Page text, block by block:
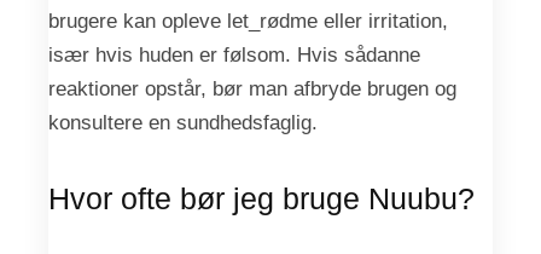
brugere kan opleve let_rødme eller irritation,
især hvis huden er følsom. Hvis sådanne
reaktioner opstår, bør man afbryde brugen og
konsultere en sundhedsfaglig.
Hvor ofte bør jeg bruge Nuubu?